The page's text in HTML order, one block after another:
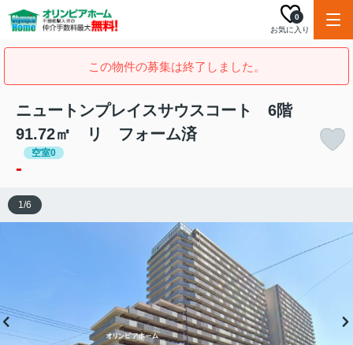
お気に入り
0
この物件の募集は終了しました。
ニュートンプレイスサウスコート 6階
91.72㎡ リ フォーム済
空室0
-
1/6